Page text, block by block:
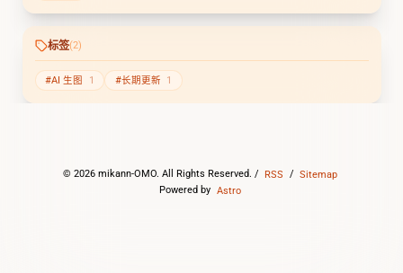
标签(2)
#AI 生图 1 #长期更新 1
© 2026mikann-OMO. All Rights Reserved. / RSS / Sitemap
Powered by Astro